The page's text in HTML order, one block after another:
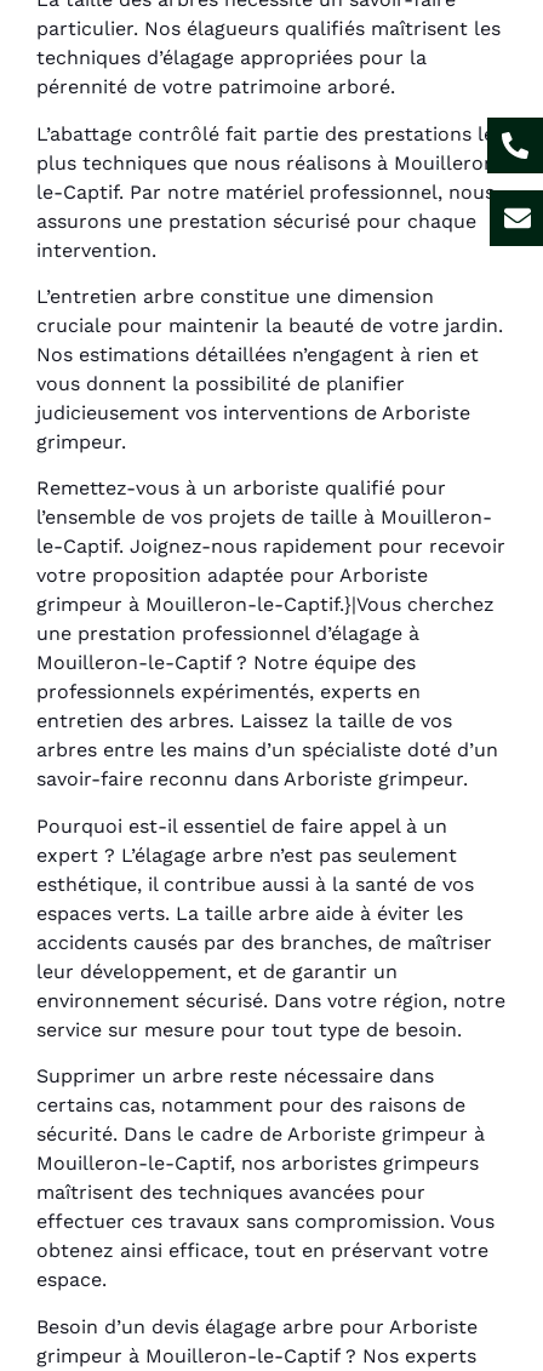
particulier. Nos élagueurs qualifiés maîtrisent les
techniques d’élagage appropriées pour la
pérennité de votre patrimoine arboré.
L’abattage contrôlé fait partie des prestations les
plus techniques que nous réalisons à Mouilleron-
le-Captif. Par notre matériel professionnel, nous
assurons une prestation sécurisé pour chaque
intervention.
L’entretien arbre constitue une dimension
cruciale pour maintenir la beauté de votre jardin.
Nos estimations détaillées n’engagent à rien et
vous donnent la possibilité de planifier
judicieusement vos interventions de Arboriste
grimpeur.
Remettez-vous à un arboriste qualifié pour
l’ensemble de vos projets de taille à Mouilleron-
le-Captif. Joignez-nous rapidement pour recevoir
votre proposition adaptée pour Arboriste
grimpeur à Mouilleron-le-Captif.}|Vous cherchez
une prestation professionnel d’élagage à
Mouilleron-le-Captif ? Notre équipe des
professionnels expérimentés, experts en
entretien des arbres. Laissez la taille de vos
arbres entre les mains d’un spécialiste doté d’un
savoir-faire reconnu dans Arboriste grimpeur.
Pourquoi est-il essentiel de faire appel à un
expert ? L’élagage arbre n’est pas seulement
esthétique, il contribue aussi à la santé de vos
espaces verts. La taille arbre aide à éviter les
accidents causés par des branches, de maîtriser
leur développement, et de garantir un
environnement sécurisé. Dans votre région, notre
service sur mesure pour tout type de besoin.
Supprimer un arbre reste nécessaire dans
certains cas, notamment pour des raisons de
sécurité. Dans le cadre de Arboriste grimpeur à
Mouilleron-le-Captif, nos arboristes grimpeurs
maîtrisent des techniques avancées pour
effectuer ces travaux sans compromission. Vous
obtenez ainsi efficace, tout en préservant votre
espace.
Besoin d’un devis élagage arbre pour Arboriste
grimpeur à Mouilleron-le-Captif ? Nos experts